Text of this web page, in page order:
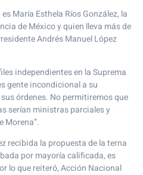
María Esthela Ríos González, la
de México y quien lleva más de
Andrés Manuel López
independientes en la Suprema
gente incondicional a su
órdenes. No permitiremos que
serían ministras parciales y
Morena”.
recibida la propuesta de la terna
por mayoría calificada, es
lo que reiteró, Acción Nacional